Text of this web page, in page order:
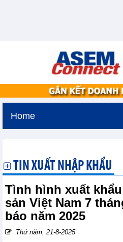
Home
TIN XUẤT NHẬP KHẨU
Tình hình xuất
sản Việt Nam 7
báo năm 2025
Thứ năm, 21-8-2025